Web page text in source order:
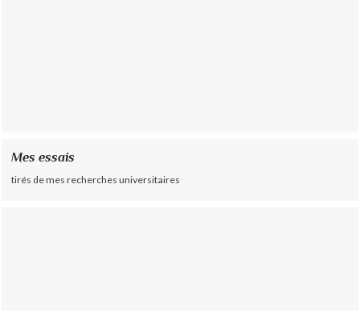
Mes essais
tirés de mes recherches universitaires